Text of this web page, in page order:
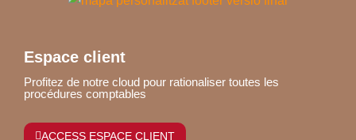
Espace client
Profitez de notre cloud pour rationaliser toutes les
procédures comptables
ACCESS ESPACE CLIENT